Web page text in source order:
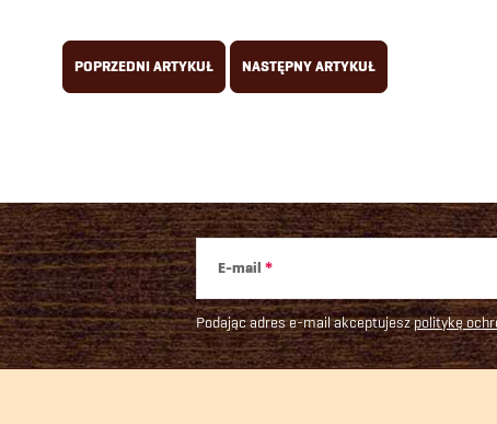
POPRZEDNI ARTYKUŁ NASTĘPNY ARTYKUŁ
E-mail
Podając adres e-mail akceptujeszpolitykę